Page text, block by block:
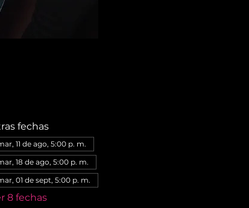
fechas
11 de ago, 5:00 p. m.
18 de ago, 5:00 p. m.
01 de sept, 5:00 p. m.
8 fechas